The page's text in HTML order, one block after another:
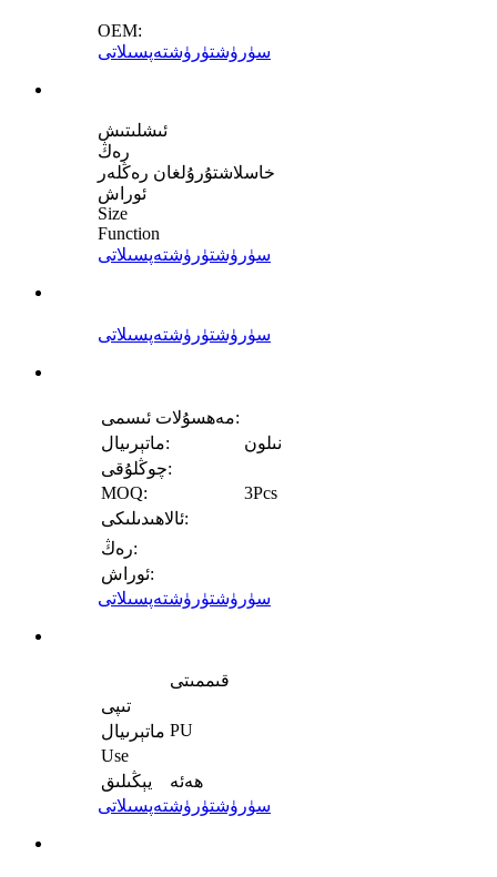
OEM:
سۈرۈشتۈرۈشتەپسىلاتى
ئىشلىتىش
رەڭ
خاسلاشتۇرۇلغان رەڭلەر
ئوراش
Size
Function
سۈرۈشتۈرۈشتەپسىلاتى
سۈرۈشتۈرۈشتەپسىلاتى
مەھسۇلات ئىسمى:
ماتېرىيال:
نىلون
چوڭلۇقى:
MOQ:
3Pcs
ئالاھىدىلىكى:
رەڭ:
ئوراش:
سۈرۈشتۈرۈشتەپسىلاتى
قىممىتى
تىپى
ماتېرىيال PU
Use
يېڭىلىق
ھەئە
سۈرۈشتۈرۈشتەپسىلاتى